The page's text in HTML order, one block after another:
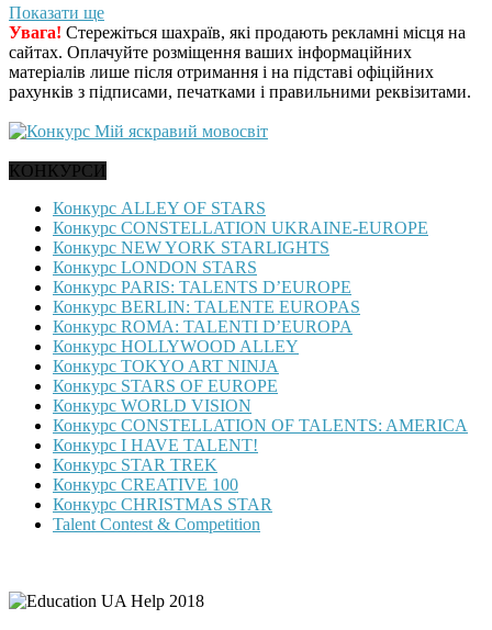
Показати ще
Увага! Стережіться шахраїв, які продають рекламні місця на
сайтах. Оплачуйте розміщення ваших інформаційних
матеріалів лише після отримання і на підставі офіційних
рахунків з підписами, печатками і правильними реквізитами.
КОНКУРСИ
Конкурс ALLEY OF STARS
Конкурс CONSTELLATION UKRAINE-EUROPE
Конкурс NEW YORK STARLIGHTS
Конкурс LONDON STARS
Конкурс PARIS: TALENTS D’EUROPE
Конкурс BERLIN: TALENTE EUROPAS
Конкурс ROMA: TALENTI D’EUROPA
Конкурс HOLLYWOOD ALLEY
Конкурс TOKYO ART NINJA
Конкурс STARS OF EUROPE
Конкурс WORLD VISION
Конкурс CONSTELLATION OF TALENTS: AMERICA
Конкурс I HAVE TALENT!
Конкурс STAR TREK
Конкурс CREATIVE 100
Конкурс CHRISTMAS STAR
Talent Contest & Competition